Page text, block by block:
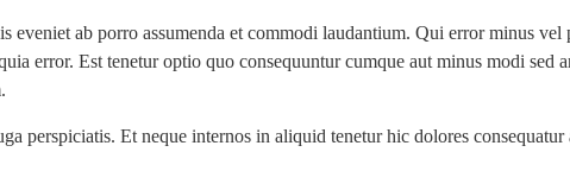
eveniet ab porro assumenda et commodi laudantium. Qui error minus
error. Est tenetur optio quo consequuntur cumque aut minus modi
perspiciatis. Et neque internos in aliquid tenetur hic dolores